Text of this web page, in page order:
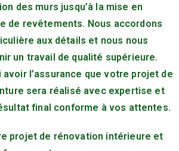
des murs jusqu’à la mise en
de revêtements. Nous accordons
aux détails et nous nous
un travail de qualité supérieure.
l’assurance que votre projet de
sera réalisé avec expertise et
final conforme à vos attentes.
projet de rénovation intérieure et